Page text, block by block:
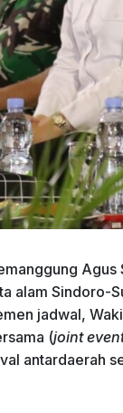
alam Sindoro-
jadwal,
(joint
antardaerah